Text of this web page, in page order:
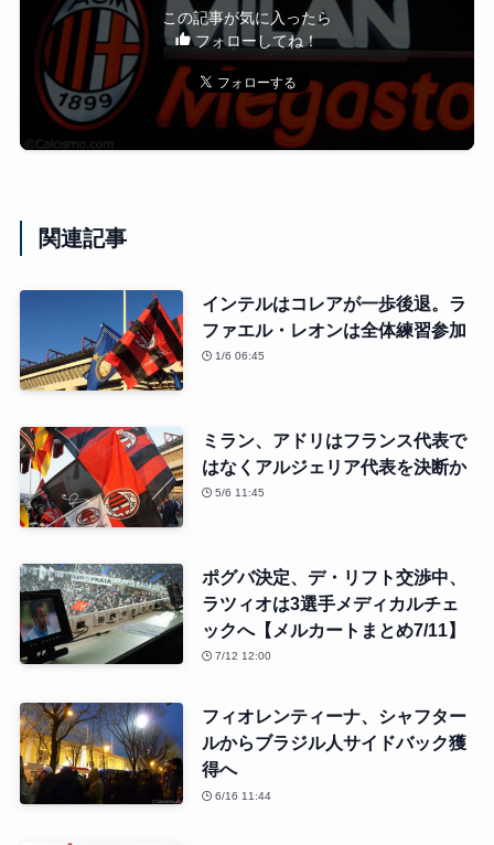
この記事が気に入ったら
フォローしてね！
関連記事
インテルはコレアが一歩後退。ラ
ファエル・レオンは全体練習参加
1/6 06:45
ミラン、アドリはフランス代表で
はなくアルジェリア代表を決断か
5/6 11:45
ポグバ決定、デ・リフト交渉中、
ラツィオは3選手メディカルチェ
ックへ【メルカートまとめ7/11】
7/12 12:00
フィオレンティーナ、シャフター
ルからブラジル人サイドバック獲
得へ
6/16 11:44